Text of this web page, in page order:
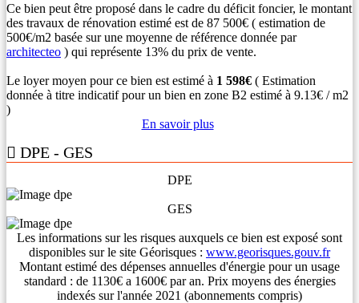
Ce bien peut être proposé dans le cadre du déficit foncier, le montant
des travaux de rénovation estimé est de 87 500€ ( estimation de
500€/m2 basée sur une moyenne de référence donnée par
architecteo ) qui représente 13% du prix de vente.
Le loyer moyen pour ce bien est estimé à 1 598€ ( Estimation
donnée à titre indicatif pour un bien en zone B2 estimé à 9.13€ / m2
)
En savoir plus
DPE - GES
DPE
GES
Les informations sur les risques auxquels ce bien est exposé sont
disponibles sur le site Géorisques : www.georisques.gouv.fr
Montant estimé des dépenses annuelles d'énergie pour un usage
standard : de 1130€ a 1600€ par an. Prix moyens des énergies
indexés sur l'année 2021 (abonnements compris)